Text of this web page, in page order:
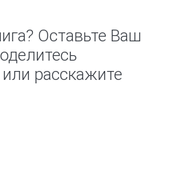
Оставьте Ваш
расскажите